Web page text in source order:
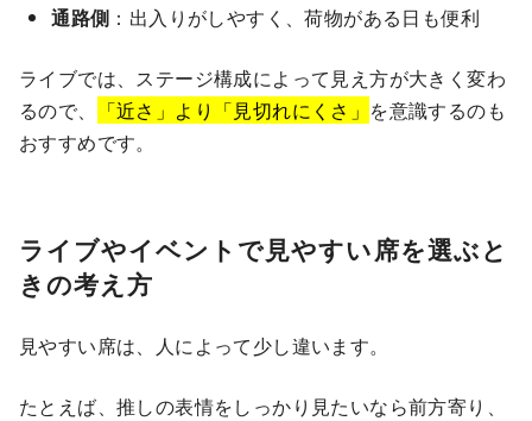
通路側 ：出入りがしやすく、荷物がある日も便利
ライブでは、ステージ構成によって見え方が大きく変わ
るので、
「近さ」より「見切れにくさ」 を意識するのも
おすすめです。
ライブやイベントで見やすい席を選ぶと
きの考え方
見やすい席は、人によって少し違います。
たとえば、推しの表情をしっかり見たいなら前方寄り、